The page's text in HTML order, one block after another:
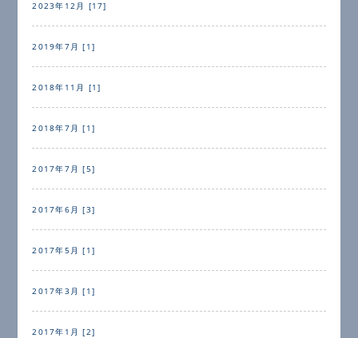
2023年12月 [17]
2019年7月 [1]
2018年11月 [1]
2018年7月 [1]
2017年7月 [5]
2017年6月 [3]
2017年5月 [1]
2017年3月 [1]
2017年1月 [2]